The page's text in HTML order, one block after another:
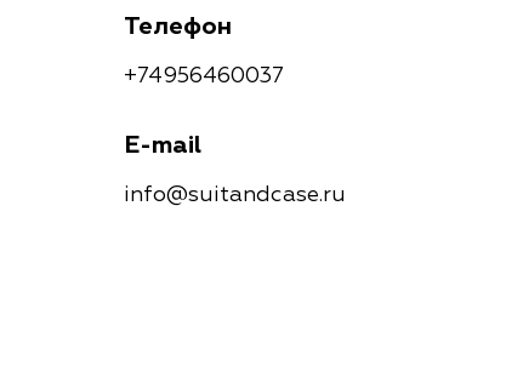
Телефон
+74956460037
E-mail
info@suitandcase.ru